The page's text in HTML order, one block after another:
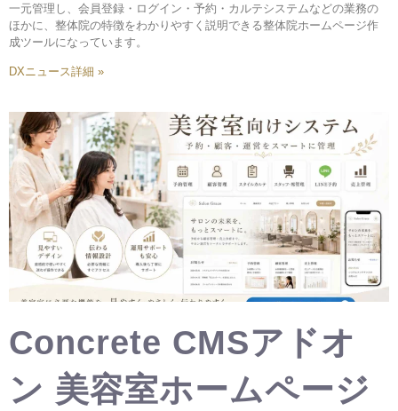
一元管理し、会員登録・ログイン・予約・カルテシステムなどの業務の
ほかに、整体院の特徴をわかりやすく説明できる整体院ホームページ作
成ツールになっています。
DXニュース詳細 »
Concrete CMSアドオ
ン 美容室ホームページ